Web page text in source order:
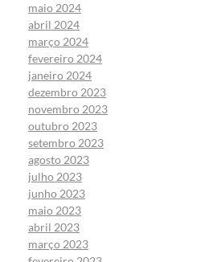
maio 2024
abril 2024
março 2024
fevereiro 2024
janeiro 2024
dezembro 2023
novembro 2023
outubro 2023
setembro 2023
agosto 2023
julho 2023
junho 2023
maio 2023
abril 2023
março 2023